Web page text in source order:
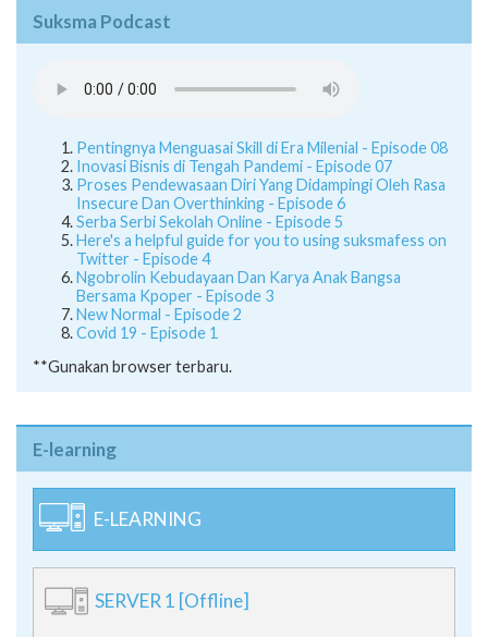
Suksma Podcast
Pentingnya Menguasai Skill di Era Milenial - Episode 08
Inovasi Bisnis di Tengah Pandemi - Episode 07
Proses Pendewasaan Diri Yang Didampingi Oleh Rasa
Insecure Dan Overthinking - Episode 6
Serba Serbi Sekolah Online - Episode 5
Here's a helpful guide for you to using suksmafess on
Twitter - Episode 4
Ngobrolin Kebudayaan Dan Karya Anak Bangsa
Bersama Kpoper - Episode 3
New Normal - Episode 2
Covid 19 - Episode 1
**Gunakan browser terbaru.
E-learning
E-LEARNING
SERVER 1 [Offline]